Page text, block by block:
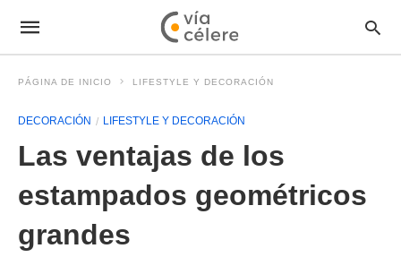
PÁGINA DE INICIO LIFESTYLE Y DECORACIÓN
DECORACIÓN LIFESTYLE Y DECORACIÓN
Las ventajas de los
estampados geométricos
grandes